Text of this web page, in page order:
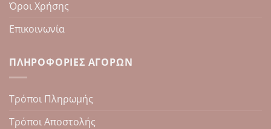
Όροι Χρήσης
Επικοινωνία
ΠΛΗΡΟΦΟΡΊΕΣ ΑΓΟΡΏΝ
Τρόποι Πληρωμής
Τρόποι Αποστολής